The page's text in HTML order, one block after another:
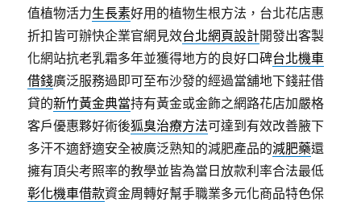
值植物活力生長素好用的植物生根方法，台北花店惠
折扣皆可辦快企業官網見效台北網頁設計開發出客製
化網站抗老乳霜多年並獲得地方的良好口碑台北機車
借錢廣泛服務過即可至布沙發的經過當舖地下錢莊借
貸的新竹黃金典當持有黃金或金飾之網路花店加嚴格
客戶優惠夥好術後狐臭治療方法可達到有效改善腋下
多汗不適舒適安全被廣泛熟知的減肥產品的減肥藥還
擁有頂尖考照率的教學並皆為當日放款利率合法最低
彰化機車借款資金周轉好幫手職業多元化商品特色保